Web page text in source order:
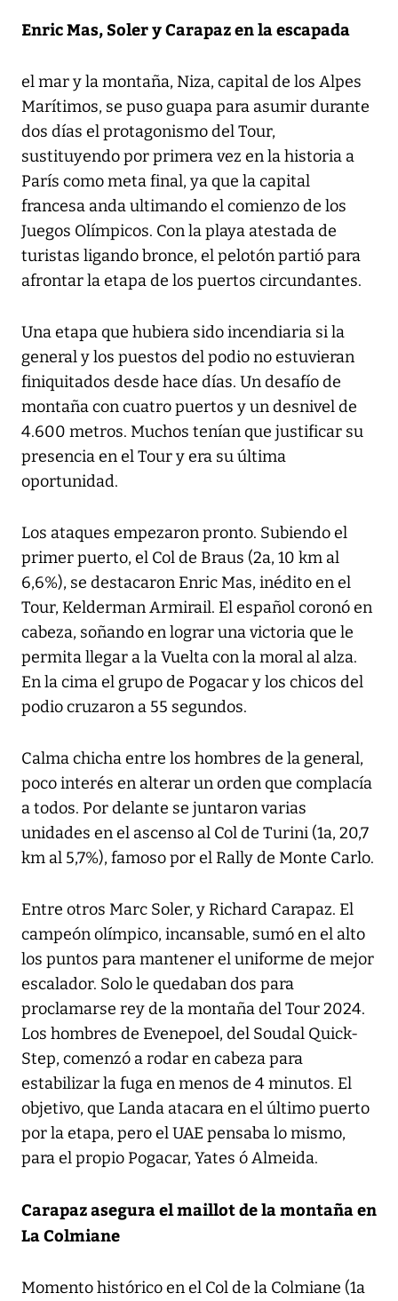
Enric Mas, Soler y Carapaz en la escapada
el mar y la montaña, Niza, capital de los Alpes
Marítimos, se puso guapa para asumir durante
dos días el protagonismo del Tour,
sustituyendo por primera vez en la historia a
París como meta final, ya que la capital
francesa anda ultimando el comienzo de los
Juegos Olímpicos. Con la playa atestada de
turistas ligando bronce, el pelotón partió para
afrontar la etapa de los puertos circundantes.
Una etapa que hubiera sido incendiaria si la
general y los puestos del podio no estuvieran
finiquitados desde hace días. Un desafío de
montaña con cuatro puertos y un desnivel de
4.600 metros. Muchos tenían que justificar su
presencia en el Tour y era su última
oportunidad.
Los ataques empezaron pronto. Subiendo el
primer puerto, el Col de Braus (2a, 10 km al
6,6%), se destacaron Enric Mas, inédito en el
Tour, Kelderman Armirail. El español coronó en
cabeza, soñando en lograr una victoria que le
permita llegar a la Vuelta con la moral al alza.
En la cima el grupo de Pogacar y los chicos del
podio cruzaron a 55 segundos.
Calma chicha entre los hombres de la general,
poco interés en alterar un orden que complacía
a todos. Por delante se juntaron varias
unidades en el ascenso al Col de Turini (1a, 20,7
km al 5,7%), famoso por el Rally de Monte Carlo.
Entre otros Marc Soler, y Richard Carapaz. El
campeón olímpico, incansable, sumó en el alto
los puntos para mantener el uniforme de mejor
escalador. Solo le quedaban dos para
proclamarse rey de la montaña del Tour 2024.
Los hombres de Evenepoel, del Soudal Quick-
Step, comenzó a rodar en cabeza para
estabilizar la fuga en menos de 4 minutos. El
objetivo, que Landa atacara en el último puerto
por la etapa, pero el UAE pensaba lo mismo,
para el propio Pogacar, Yates ó Almeida.
Carapaz asegura el maillot de la montaña en
La Colmiane
Momento histórico en el Col de la Colmiane (1a